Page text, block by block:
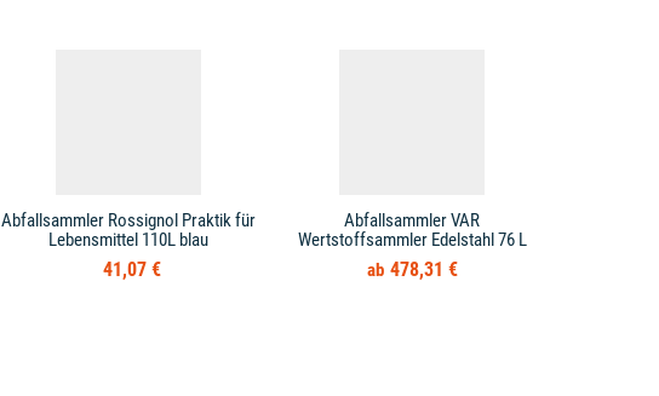
Abfallsammler Rossignol Praktik für
Lebensmittel 110L blau
41,07 €
Abfallsammler VAR
Wertstoffsammler Edelstahl 76 L
478,31 €